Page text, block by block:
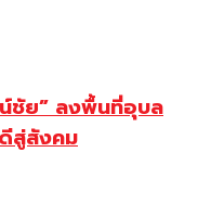
ชัย” ลงพื้นที่อุบล
สู่สังคม